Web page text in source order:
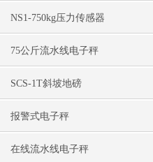
NS1-750kg压力传感器
75公斤流水线电子秤
SCS-1T斜坡地磅
报警式电子秤
在线流水线电子秤